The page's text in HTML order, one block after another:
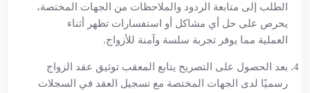
الطلب إلى متابعة الردود والملاحظات من الجهات المختصة،
يحرص على حل أي مشاكل أو استفسارات تظهر أثناء
العملية مما يوفر تجربة سلسة وآمنة للأزواج.
بعد الحصول على التصريح يتابع المعقب توثيق عقد الزواج
رسميًا لدى الجهات المختصة مع تسجيل العقد في السجلات